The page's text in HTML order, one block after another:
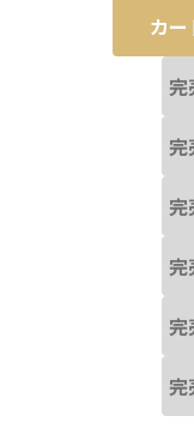
カー
完
完
完
完
完
完